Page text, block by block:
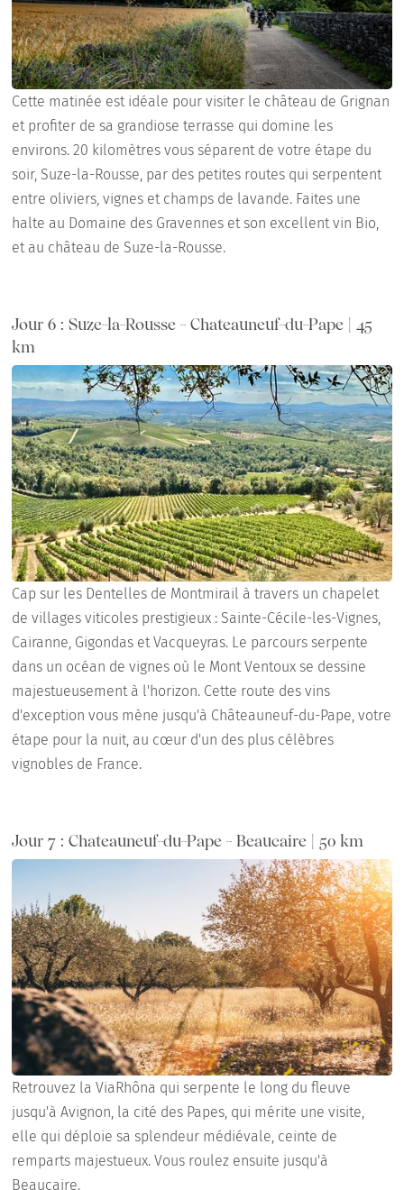
Cette matinée est idéale pour visiter le château de Grignan
et profiter de sa grandiose terrasse qui domine les
environs. 20 kilomètres vous séparent de votre étape du
soir, Suze-la-Rousse, par des petites routes qui serpentent
entre oliviers, vignes et champs de lavande. Faites une
halte au Domaine des Gravennes et son excellent vin Bio,
et au château de Suze-la-Rousse.
Jour 6 : Suze-la-Rousse - Chateauneuf-du-Pape | 45
km
Cap sur les Dentelles de Montmirail à travers un chapelet
de villages viticoles prestigieux : Sainte-Cécile-les-Vignes,
Cairanne, Gigondas et Vacqueyras. Le parcours serpente
dans un océan de vignes où le Mont Ventoux se dessine
majestueusement à l'horizon. Cette route des vins
d'exception vous mène jusqu'à Châteauneuf-du-Pape, votre
étape pour la nuit, au cœur d'un des plus célèbres
vignobles de France.
Jour 7 : Chateauneuf-du-Pape - Beaucaire | 50 km
Retrouvez la ViaRhôna qui serpente le long du fleuve
jusqu'à Avignon, la cité des Papes, qui mérite une visite,
elle qui déploie sa splendeur médiévale, ceinte de
remparts majestueux. Vous roulez ensuite jusqu'à
Beaucaire.